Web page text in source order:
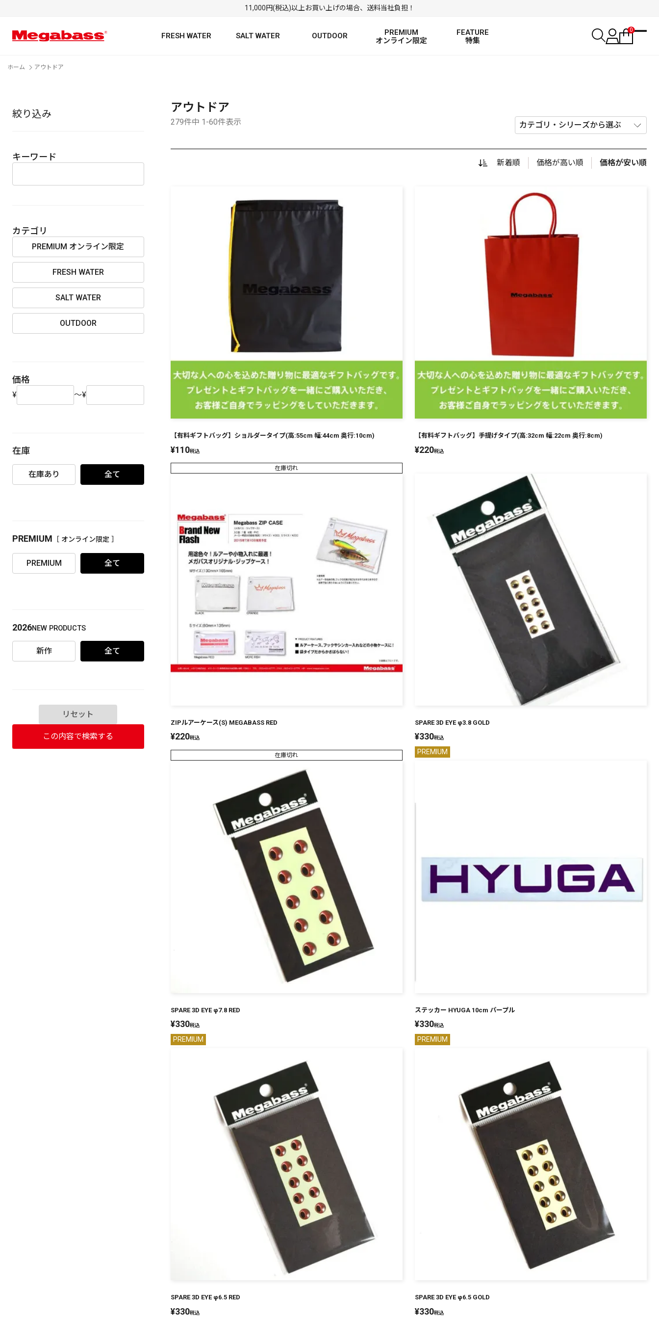
11,000円(税込)以上お買い上げの場合、送料当社負担！
FRESH WATER SALT WATER OUTDOOR
PREMIUM
オンライン限定
FEATURE
特集
0
カテゴリ
FRESH WATER
価格
全て
2026 NEW PRODUCTS
全て
リセット
ホーム アウトドア
絞り込み
キーワード
カテゴリ
PREMIUM オンライン限定
FRESH WATER
SALT WATER
OUTDOOR
価格
¥ ～¥
在庫
在庫あり 全て
PREMIUM ［ オンライン限定 ］
PREMIUM 全て
2026NEW PRODUCTS
新作 全て
リセット
この内容で検索する
アウトドア
279件中 1-60件表示
新着順 価格が高い順 価格が安い順
【有料ギフトバッグ】ショルダータイプ(高:55cm 幅:44cm 奥行:10cm)
¥110税込
在庫切れ
【有料ギフトバッグ】手提げタイプ(高:32cm 幅:22cm 奥行:8cm)
¥220税込
ZIPルアーケース(S) MEGABASS RED
¥220税込
在庫切れ
SPARE 3D EYE φ3.8 GOLD
¥330税込
PREMIUM
SPARE 3D EYE φ7.8 RED
¥330税込
PREMIUM
ステッカー HYUGA 10cm パープル
¥330税込
PREMIUM
SPARE 3D EYE φ6.5 RED
¥330税込
SPARE 3D EYE φ6.5 GOLD
¥330税込